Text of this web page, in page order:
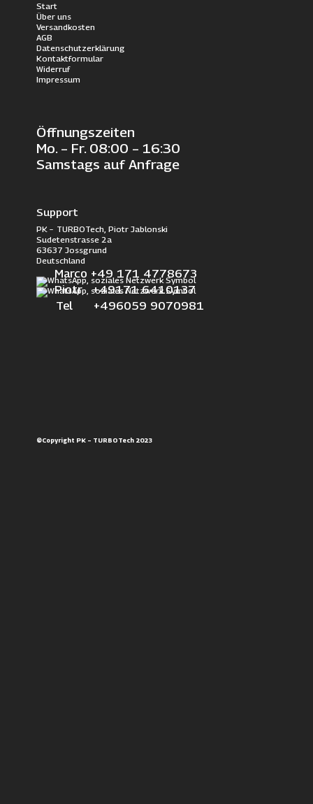
Start
Über uns
Versandkosten
AGB
Datenschutzerklärung
Kontaktformular
Widerruf
Impressum
Öffnungszeiten
Mo. – Fr. 08:00 – 16:30
Samstags auf Anfrage
Support
PK – TURBOTech, Piotr Jablonski
Sudetenstrasse 2a
63637 Jossgrund
Deutschland
Marco +49 171 4778673
Piotr +49171 6410137
Tel +496059 9070981
©Copyright PK – TURBOTech 2023